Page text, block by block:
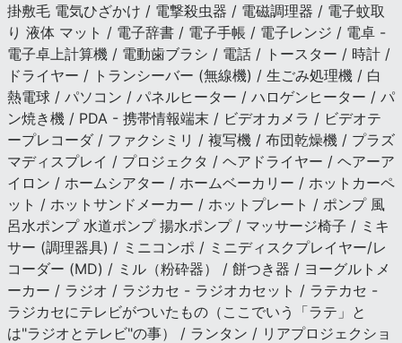
掛敷毛 電気ひざかけ / 電撃殺虫器 / 電磁調理器 / 電子蚊取
り 液体 マット / 電子辞書 / 電子手帳 / 電子レンジ / 電卓 -
電子卓上計算機 / 電動歯ブラシ / 電話 / トースター / 時計 /
ドライヤー / トランシーバー (無線機) / 生ごみ処理機 / 白
熱電球 / パソコン / パネルヒーター / ハロゲンヒーター / パ
ン焼き機 / PDA - 携帯情報端末 / ビデオカメラ / ビデオテ
ープレコーダ / ファクシミリ / 複写機 / 布団乾燥機 / プラズ
マディスプレイ / プロジェクタ / ヘアドライヤー / ヘアーア
イロン / ホームシアター / ホームベーカリー / ホットカーペ
ット / ホットサンドメーカー / ホットプレート / ポンプ 風
呂水ポンプ 水道ポンプ 揚水ポンプ / マッサージ椅子 / ミキ
サー (調理器具) / ミニコンポ / ミニディスクプレイヤー/レ
コーダー (MD) / ミル（粉砕器） / 餅つき器 / ヨーグルトメ
ーカー / ラジオ / ラジカセ - ラジオカセット / ラテカセ -
ラジカセにテレビがついたもの（ここでいう「ラテ」と
は"ラジオとテレビ"の事） / ランタン / リアプロジェクショ